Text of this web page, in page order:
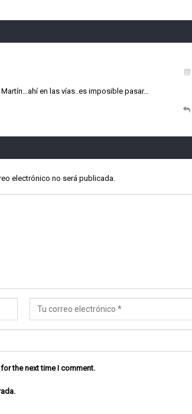
en las vías..es imposible pasar…
electrónico no será publicada.
the next time I comment.